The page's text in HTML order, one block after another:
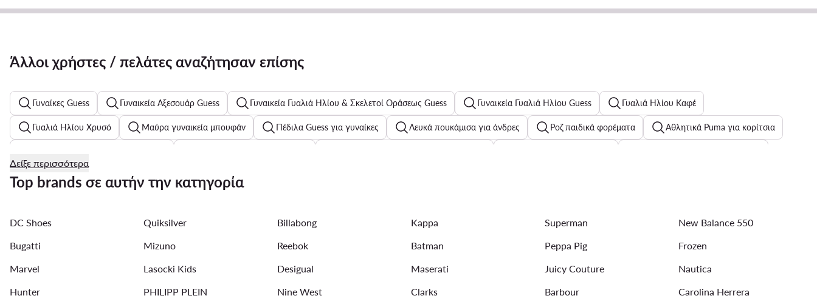
Άλλοι χρήστες / πελάτες αναζήτησαν επίσης
Γυναίκες Guess Γυναικεία Αξεσουάρ Guess Γυναικεία Γυαλιά Ηλίου & Σκελετοί Οράσεως Guess Γυναικεία Γυαλιά Ηλίου Guess Γυαλιά Ηλίου Καφέ
Γυαλιά Ηλίου Χρυσό Μαύρα γυναικεία μπουφάν Πέδιλα Guess για γυναίκες Λευκά πουκάμισα για άνδρες Ροζ παιδικά φορέματα Αθλητικά Puma για κορίτσια
Γυναικεία Σακίδια Πλάτης Reebok Γυναικείο καπιτονέ γιλέκο
Γυναικεία Μπουφάν Bomber Μαύρα πουκάμισα για άντρες Ανδρικά αθλητικά Geox Μαύρα γυναικεία παντελόνια
Δείξε περισσότερα
Top brands σε αυτήν την κατηγορία
DC Shoes Quiksilver Billabong Kappa Superman
New Balance 550
Bugatti
Mizuno Reebok Batman Peppa Pig
Frozen
Marvel
Lasocki Kids Desigual Maserati Juicy Couture
Nautica
Hunter
PHILIPP PLEIN Nine West Clarks Barbour Carolina Herrera